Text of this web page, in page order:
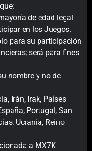
de edad legal
en los Juegos.
para su participación
será para fines
nombre y no de
Irán, Irak, Países
Portugal, San
Ucrania, Reino
a MX7K